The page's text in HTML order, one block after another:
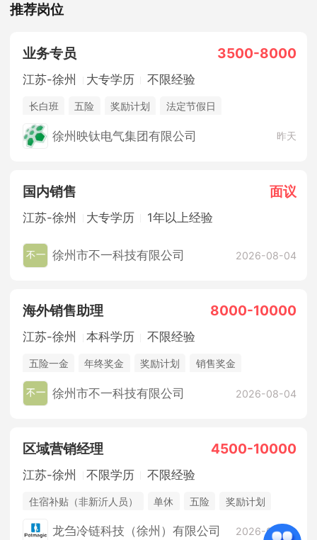
推荐岗位
业务专员 3500-8000
江苏-徐州 大专学历 不限经验
长白班 五险 奖励计划 法定节假日
徐州映钛电气集团有限公司 昨天
国内销售 面议
江苏-徐州 大专学历 1年以上经验
徐州市不一科技有限公司 2026-08-04
海外销售助理 8000-10000
江苏-徐州 本科学历 不限经验
五险一金 年终奖金 奖励计划
销售奖金
休假制度
徐州市不一科技有限公司 2026-08-04
区域营销经理 4500-10000
江苏-徐州 不限学历 不限经验
住宿补贴（非新沂人员） 单休 五险
奖励计划
销售奖金
龙刍冷链科技（徐州）有限公司 2026-08-03